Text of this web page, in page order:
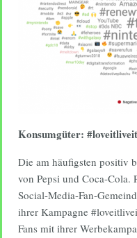
Konsumgüter:
Die am häufigsten positiv
von Pepsi und Coca-Cola.
Social-Media-Fan-
ihrer Kampagne
Fans mit ihrer